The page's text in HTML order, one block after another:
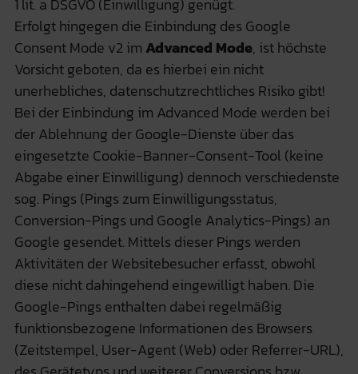
Erfolgt hingegen die Einbindung des Google
Consent Mode v2 im Advanced Mode, ist höchste
Vorsicht geboten, da es hierbei ein nicht
unerhebliches, datenschutzrechtliches Risiko gibt!
Bei der Einbindung im Advanced Mode werden bei
der Ablehnung der Google-Dienste über das
eingesetzte Cookie-Banner-Consent-Tool (keine
Abgabe einer Einwilligung) dennoch verschiedenste
sog. Pings (Pings zum Einwilligungsstatus,
Conversion-Pings und Google Analytics-Pings) an
Google gesendet. Mittels dieser Pings werden
Aktivitäten der Websitebesucher erfasst, obwohl
diese nicht dahingehend eingewilligt haben. Die
Google-Pings enthalten dabei regelmäßig
funktionsbezogene Informationen des Browsers
(Zeitstempel, User-Agent (Web) oder Referrer-URL),